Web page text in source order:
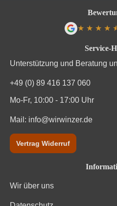
Service-
Unterstützung und Beratung
+49 (0) 89 416 137 060
Mo-Fr, 10:00 - 17:00 Uhr
Mail: info@wirwinzer.de
Vertrag Widerruf
Wir über uns
★ ★ ★ ★ ★
★